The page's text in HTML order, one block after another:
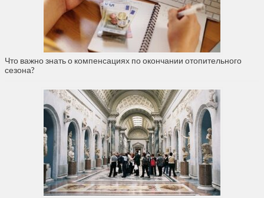
Что важно знать о компенсациях по окончании отопительного
сезона?